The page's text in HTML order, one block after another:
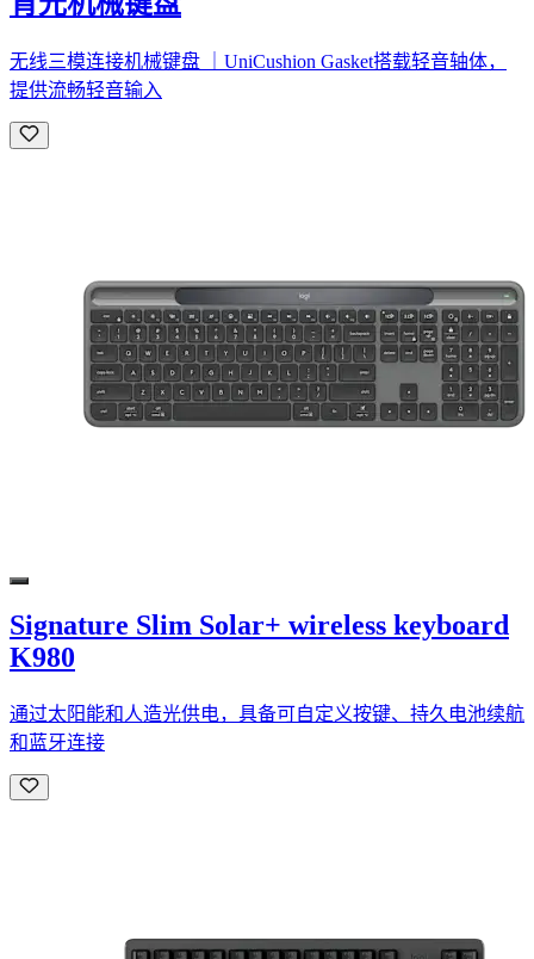
无线三模连接机械键盘 ｜UniCushion Gasket搭载轻音轴体，
提供流畅轻音输入
Signature Slim Solar+ wireless keyboard
K980
通过太阳能和人造光供电，具备可自定义按键、持久电池续航
和蓝牙连接